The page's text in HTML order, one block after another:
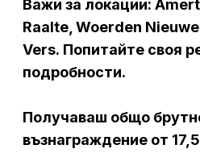
Важи за локации:
Raalte, Woerden
Vers. Попитайте своя
подробности.
Получаваш общо
възнаграждение от